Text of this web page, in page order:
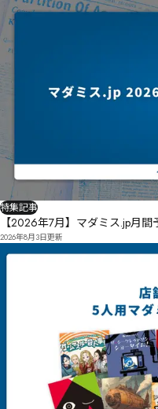
特集記事
【2026年7月】マダミス.jp月
2026年8月3日更新